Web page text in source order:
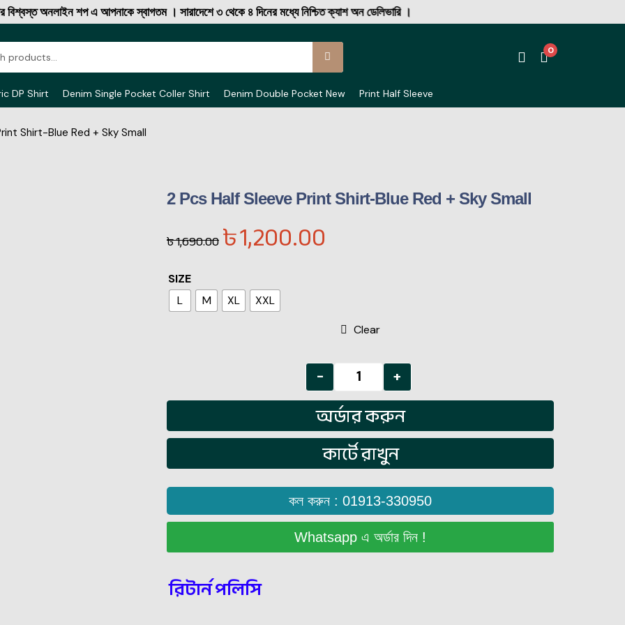
অনলাইন শপ এ আপনাকে স্বাগতম । সারাদেশে ৩ থেকে ৪ দিনের মধ্যে নিশ্চিত ক্যাশ অন ডেলিভারি ।
0
DP Shirt Denim Single Pocket Coller Shirt Denim Double Pocket New Print Half Sleeve
Shirt-Blue Red + Sky Small
2 Pcs Half Sleeve Print Shirt-Blue Red + Sky Small
৳1,690.00৳1,200.00
SIZE
L
M XL
XXL
Clear
- +
অর্ডার করুন
কার্টে রাখুন
কল করুন : 01913-330950
Whatsapp এ অর্ডার দিন !
রিটার্ন পলিসি